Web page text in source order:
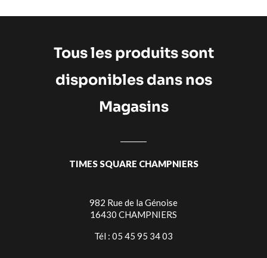
Tous les produits sont
disponibles dans nos
Magasins
TIMES SQUARE CHAMPNIERS
982 Rue de la Génoise
16430 CHAMPNIERS
Tél : 05 45 95 34 03